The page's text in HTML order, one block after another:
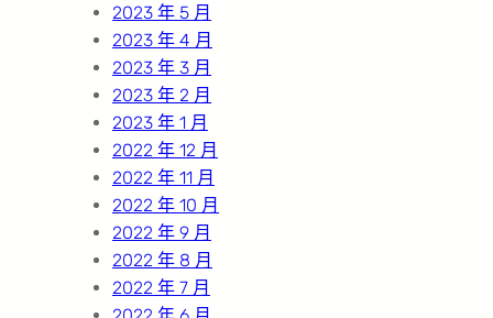
2023 年 5 月
2023 年 4 月
2023 年 3 月
2023 年 2 月
2023 年 1 月
2022 年 12 月
2022 年 11 月
2022 年 10 月
2022 年 9 月
2022 年 8 月
2022 年 7 月